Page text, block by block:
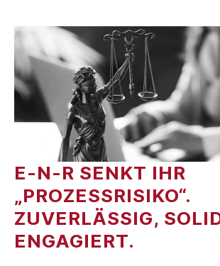
E-N-R SENKT IHR
„PROZESSRISIKO“.
ZUVERLÄSSIG,
ENGAGIERT.